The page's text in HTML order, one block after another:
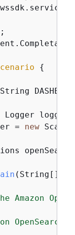
{
String DASHES
Logger logger
= new
(String[]
Amazon
OpenSearch